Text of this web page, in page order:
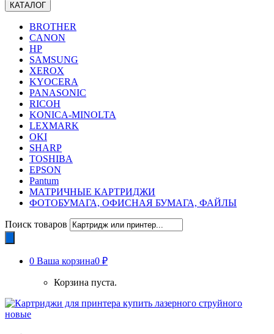
КАТАЛОГ
BROTHER
CANON
HP
SAMSUNG
XEROX
KYOCERA
PANASONIC
RICOH
KONICA-MINOLTA
LEXMARK
OKI
SHARP
TOSHIBA
EPSON
Pantum
МАТРИЧНЫЕ КАРТРИДЖИ
ФОТОБУМАГА, ОФИСНАЯ БУМАГА, ФАЙЛЫ
Поиск товаров
0 Ваша корзина0 ₽
Корзина пуста.